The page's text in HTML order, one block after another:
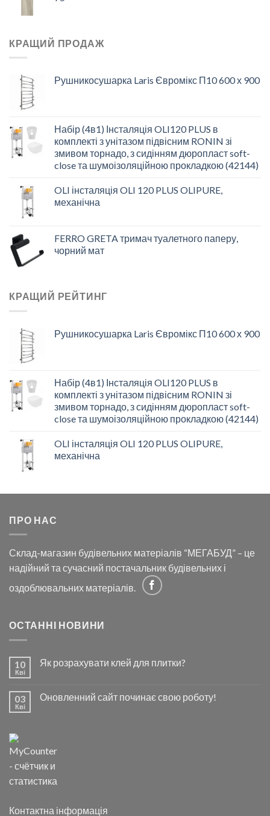
КРАЩИЙ ПРОДАЖ
Рушникосушарка Laris Євромікс П10 600 х 900
Набір (4в1) Інсталяція OLI120 PLUS в
комплекті з унітазом підвісним RONIN зі
змивом торнадо, з сидінням дюропласт soft-
close та шумоізоляційною прокладкою (42144)
OLI інсталяція OLI 120 PLUS OLIPURE,
механічна
FERRO GRETA тримач туалетного паперу,
чорний мат
КРАЩИЙ РЕЙТИНГ
Рушникосушарка Laris Євромікс П10 600 х 900
Набір (4в1) Інсталяція OLI120 PLUS в
комплекті з унітазом підвісним RONIN зі
змивом торнадо, з сидінням дюропласт soft-
close та шумоізоляційною прокладкою (42144)
OLI інсталяція OLI 120 PLUS OLIPURE,
механічна
ПРО НАС
Склад-магазин будівельних матеріалів “МЕГАБУД” – це
надійний та сучасний постачальник будівельних і
оздоблювальних матеріалів.
ОСТАННІ НОВИНИ
10
Кві
Як розрахувати клей для плитки?
03
Кві
Оновленний сайт починає свою роботу!
Контактна інформація